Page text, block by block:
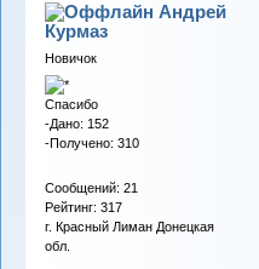
Андрей
Курмаз
Новичок
Спасибо
-Дано: 152
-Получено: 310
Сообщений: 21
Рейтинг: 317
г. Красный Лиман Донецкая
обл.